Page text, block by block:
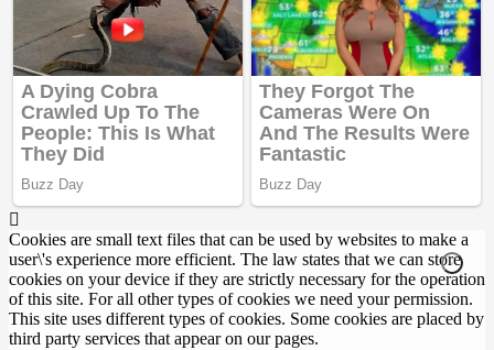
Cookies are small text files that can be used by websites to make a
user\'s experience more efficient. The law states that we can store
cookies on your device if they are strictly necessary for the operation
of this site. For all other types of cookies we need your permission.
This site uses different types of cookies. Some cookies are placed by
third party services that appear on our pages.